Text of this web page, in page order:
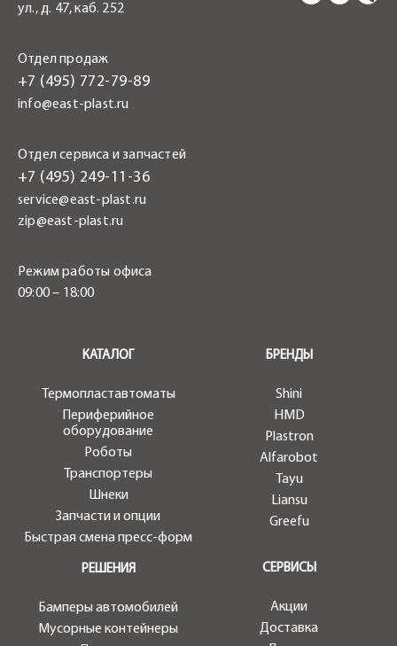
ул., д. 47, каб. 252
Отдел продаж
+7 (495) 772-79-89
info@east-plast.ru
Отдел сервиса и запчастей
+7 (495) 249-11-36
service@east-plast.ru
zip@east-plast.ru
Режим работы офиса
09:00 – 18:00
КАТАЛОГ
Термопластавтоматы
Периферийное
оборудование
Роботы
Транспортеры
Шнеки
Запчасти и опции
Быстрая смена пресс-форм
БРЕНДЫ
Shini
HMD
Plastron
Alfarobot
Tayu
Liansu
Greefu
СЕРВИСЫ
Акции
Доставка
РЕШЕНИЯ
Бамперы автомобилей
Мусорные контейнеры